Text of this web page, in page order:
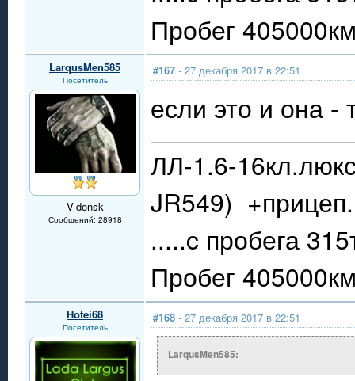
Пробег
LarqusMen585
Посетитель
V-donsk
Сообщений: 28918
#167 - 27 декабря 2017 в 22:51
если это и она
ЛЛ-1.6-
JR549) +прицеп.
.....c пробега
Пробег
Hotei68
Посетитель
#168 - 27 декабря 2017 в 22:51
LarqusMen585: